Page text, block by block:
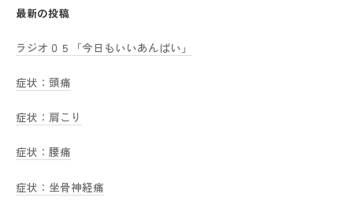
最新の投稿
ラジオ０５「今日もいいあんばい」
症状：頭痛
症状：肩こり
症状：腰痛
症状：坐骨神経痛